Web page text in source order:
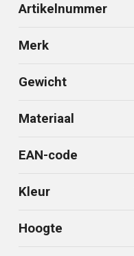
Artikelnummer
Merk
Gewicht
Materiaal
EAN-code
Kleur
Hoogte